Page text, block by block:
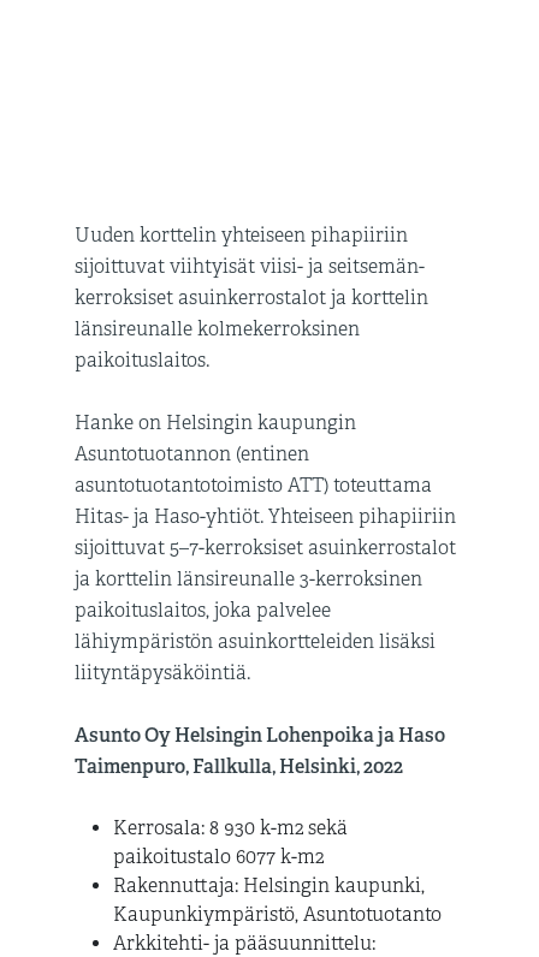
Uuden korttelin yhteiseen pihapiiriin
sijoittuvat viihtyisät viisi- ja seitsemän-
kerroksiset asuinkerrostalot ja korttelin
länsireunalle kolmekerroksinen
paikoituslaitos.
Hanke on Helsingin kaupungin
Asuntotuotannon (entinen
asuntotuotantotoimisto ATT) toteuttama
Hitas- ja Haso-yhtiöt. Yhteiseen pihapiiriin
sijoittuvat 5–7-kerroksiset asuinkerrostalot
ja korttelin länsireunalle 3-kerroksinen
paikoituslaitos, joka palvelee
lähiympäristön asuinkortteleiden lisäksi
liityntäpysäköintiä.
Asunto Oy Helsingin Lohenpoika ja Haso
Taimenpuro, Fallkulla, Helsinki, 2022
Kerrosala: 8 930 k-m2 sekä
paikoitustalo 6077 k-m2
Rakennuttaja: Helsingin kaupunki,
Kaupunkiympäristö, Asuntotuotanto
Arkkitehti- ja pääsuunnittelu: